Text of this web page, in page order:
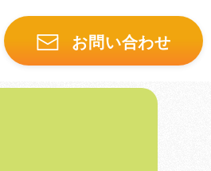
お問い合わせ